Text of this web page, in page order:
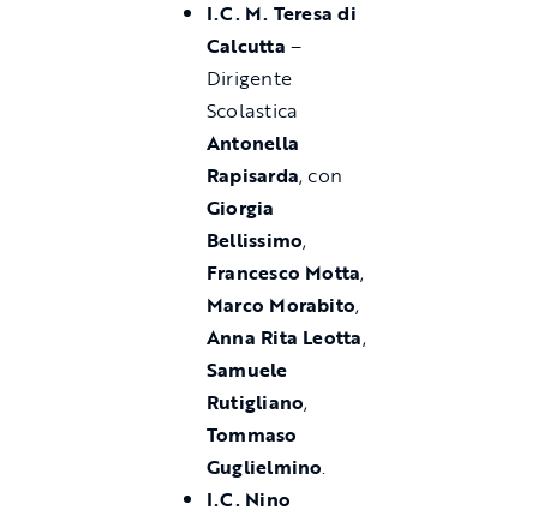
I.C. M. Teresa di
Calcutta –
Dirigente
Scolastica
Antonella
Rapisarda, con
Giorgia
Bellissimo,
Francesco Motta,
Marco Morabito,
Anna Rita Leotta,
Samuele
Rutigliano,
Tommaso
Guglielmino.
I.C. Nino